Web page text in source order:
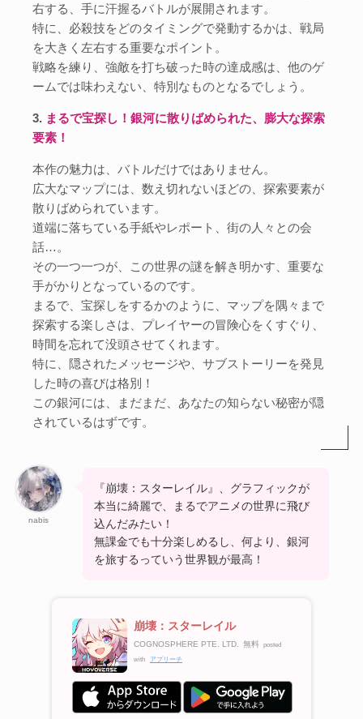
右する、手に汗握るバトルが展開されます。
特に、必殺技をどのタイミングで発動するかは、戦局
を大きく左右する重要なポイント。
戦略を練り、強敵を打ち破った時の達成感は、他のゲ
ームでは味わえない、特別なものとなるでしょう。
3. まるで宝探し！銀河に散りばめられた、膨大な探索
要素！
本作の魅力は、バトルだけではありません。
広大なマップには、数え切れないほどの、探索要素が
散りばめられています。
道端に落ちている手紙やレポート、街の人々との会
話…。
その一つ一つが、この世界の謎を解き明かす、重要な
手がかりとなっているのです。
まるで、宝探しをするかのように、マップを隅々まで
探索する楽しさは、プレイヤーの冒険心をくすぐり、
時間を忘れて没頭させてくれます。
特に、隠されたメッセージや、サブストーリーを発見
した時の喜びは格別！
この銀河には、まだまだ、あなたの知らない秘密が隠
されているはずです。
nabis
『崩壊：スターレイル』、グラフィックが
本当に綺麗で、まるでアニメの世界に飛び
込んだみたい！
無課金でも十分楽しめるし、何より、銀河
を旅するっていう世界観が最高！
崩壊：スターレイル
COGNOSPHERE PTE. LTD. 無料
posted
with
アプリーチ